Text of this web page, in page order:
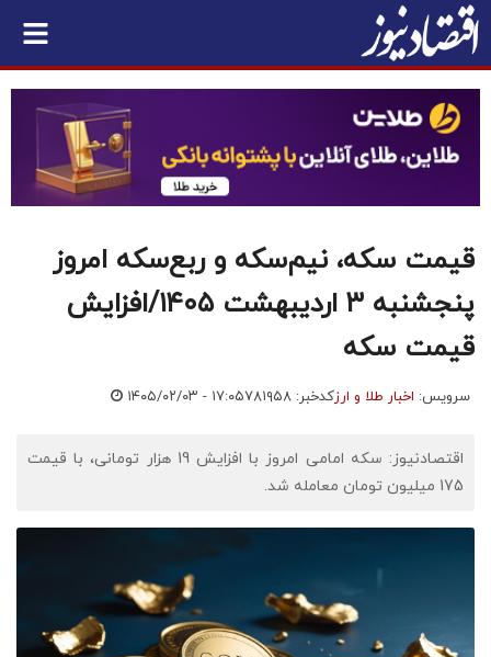
قیمت سکه، نیم‌سکه و ربع‌سکه امروز
پنجشنبه ۳ اردیبهشت ۱۴۰۵/افزایش
قیمت سکه
سرویس: اخبار طلا و ارزکدخبر: ۷۸۱۹۵۸ ۱۴۰۵/۰۲/۰۳ - ۱۷:۰۵
اقتصادنیوز: سکه امامی امروز با افزایش 19 هزار تومانی، با قیمت
175 میلیون تومان معامله شد.